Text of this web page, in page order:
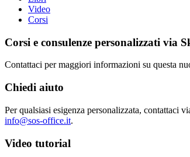
Video
Corsi
Corsi e consulenze personalizzati via
Contattaci per maggiori informazioni su questa
Chiedi aiuto
Per qualsiasi esigenza personalizzata, contattaci
info@sos-office.it.
Video tutorial